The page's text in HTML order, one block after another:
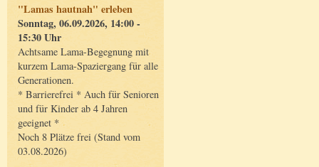
"Lamas hautnah" erleben
Sonntag, 06.09.2026, 14:00 -
15:30 Uhr
Achtsame Lama-Begegnung mit
kurzem Lama-Spaziergang für alle
Generationen.
* Barrierefrei * Auch für Senioren
und für Kinder ab 4 Jahren
geeignet *
Noch 8 Plätze frei (Stand vom
03.08.2026)